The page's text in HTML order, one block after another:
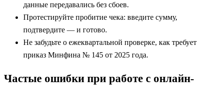
данные передавались без сбоев.
Протестируйте пробитие чека: введите сумму,
подтвердите — и готово.
Не забудьте о ежеквартальной проверке, как требует
приказ Минфина № 145 от 2025 года.
Частые ошибки при работе с онлайн-